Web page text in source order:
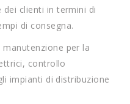
dei clienti in termini di
di consegna.
per la
controllo
impianti di distribuzione